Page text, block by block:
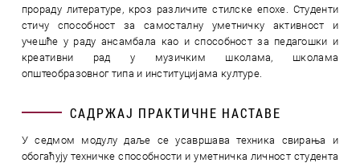
прораду литературе, кроз различите стилске епохе. Студенти
стичу способност за самосталну уметничку активност и
учешће у раду ансамбала као и способност за педагошки и
креативни рад у музичким школама, школама
општеобразовног типа и институцијама културе.
САДРЖАЈ ПРАКТИЧНЕ НАСТАВЕ
У седмом модулу даље се усавршава техника свирања и
обогаћују техничке способности и уметничка личност студента